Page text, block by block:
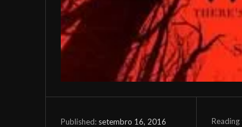
Published: setembro 16, 2016 Reading